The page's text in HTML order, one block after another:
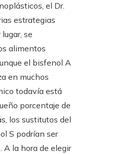
el Dr.
estrategias
se
alimentos
el bisfenol A
en muchos
todavía está
porcentaje de
los sustitutos del
S podrían ser
A la hora de elegir